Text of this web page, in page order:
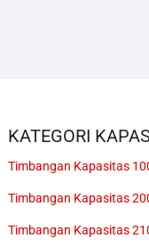
KATEGORI
Timbangan Kapasitas
Timbangan Kapasitas
Timbangan Kapasitas